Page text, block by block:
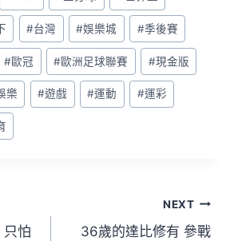
#台灣 #娛樂城 #季後賽
#歐冠 #歐洲足球聯賽 #現金版
樂 #遊戲 #運動 #運彩
只怕
NEXT
36歲的達比修有 參戰